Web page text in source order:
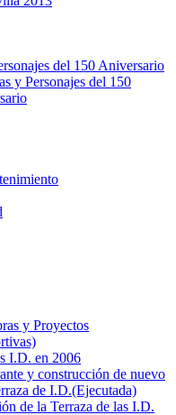
del 150 Aniversario
y Personajes del 150
y Proyectos
I.D. en 2006
y construcción de nuevo
de I.D.(Ejecutada)
de la Terraza de las I.D.